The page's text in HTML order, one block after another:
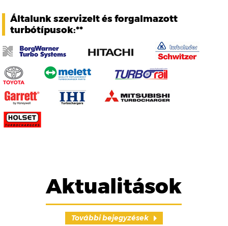
Általunk szervizelt és forgalmazott
turbótípusok:**
Aktualitások
További bejegyzések